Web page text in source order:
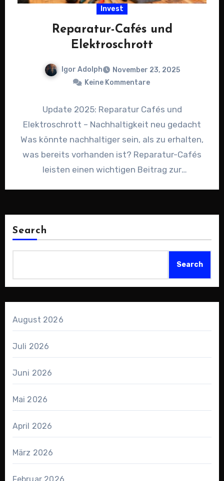
Invest
Reparatur-Cafés und
Elektroschrott
Igor Adolph
November 23, 2025
Keine Kommentare
Update 2025: Reparatur Cafés und
Elektroschrott – Nachhaltigkeit neu gedacht
Was könnte nachhaltiger sein, als zu erhalten,
was bereits vorhanden ist? Reparatur-Cafés
leisten einen wichtigen Beitrag zur
Search
Search
August 2026
Juli 2026
Juni 2026
Mai 2026
April 2026
März 2026